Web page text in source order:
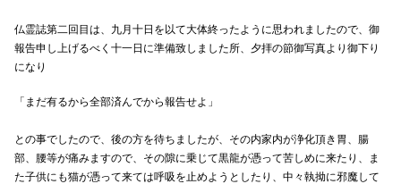
仏霊誌第二回目は、九月十日を以て大体終ったように思われましたので、御
報告申し上げるべく十一日に準備致しました所、夕拝の節御写真より御下り
になり
「まだ有るから全部済んでから報告せよ」
との事でしたので、後の方を待ちましたが、その内家内が浄化頂き胃、腸
部、腰等が痛みますので、その隙に乗じて黒龍が憑って苦しめに来たり、ま
た子供にも猫が憑って来ては呼吸を止めようとしたり、中々執拗に邪魔して